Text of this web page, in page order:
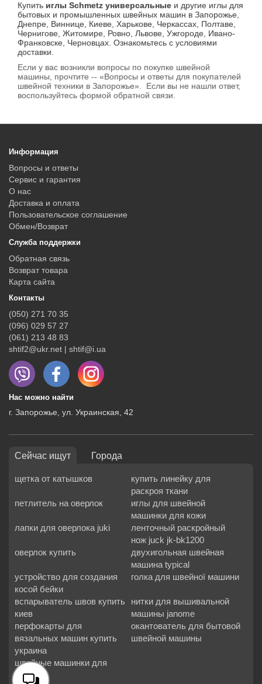
Купить иглы Schmetz универсальные и другие иглы для
бытовых и промышленных швейных машин в Запорожье,
Днепре, Виннице, Киеве, Харькове, Черкассах, Полтаве,
Чернигове, Житомире, Ровно, Львове, Ужгороде, Ивано-
Франковске, Черновцах. Ознакомьтесь с условиями
доставки.
Если у вас возникли вопросы по покупке швейной
машины, прочтите -- «Вопросы и ответы для покупателей
швейной техники в Запорожье». Если вы не нашли ответ,
воспользуйтесь формой обратной связи.
Информация
Вопросы и ответы
Сервис и гарантия
О нас
Доставка и оплата
Пользовательское соглашение
Обмен/Возврат
Служба поддержки
Обратная связь
Возврат товара
Карта сайта
Контакты
(050) 271 70 35
(096) 029 57 27
(061) 213 48 83
shtif2@ukr.net | shtif@i.ua
Нас можно найти
г. Запорожье, ул. Украинская, 42
Сейчас ищут Города
щетка от катышков
купить линейку для
раскроя ткани
петлитель на оверлок
иглы для швейной
машинки для кожи
лапки для оверлока juki
ленточный раскройный
нож juck jk-bk1200
оверлок купить
двухигольная швейная
машина typical
устройство для создания
косой бейки
голка для швейної машини
вспарыватель швов купить
киев
нитки для вышивальной
машины janome
перфокарты для
вязальных машин купить
украина
окантователь для бытовой
швейной машины
швейные машинки для
мешков